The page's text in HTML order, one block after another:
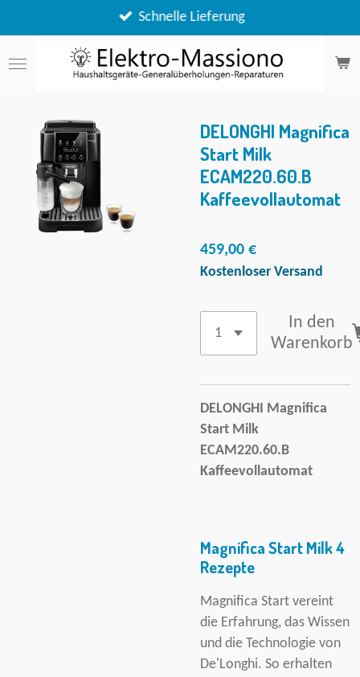
Hauptinhalt
springen
Schnelle Lieferung
DELONGHI Magnifica
Start Milk
ECAM220.60.B
Kaffeevollautomat
459,00 €
Kostenloser Versand
In den
Warenkorb
DELONGHI Magnifica
Start Milk
ECAM220.60.B
Kaffeevollautomat
Magnifica Start Milk 4
Rezepte
Magnifica Start vereint
die Erfahrung, das Wissen
und die Technologie von
De'Longhi. So erhalten